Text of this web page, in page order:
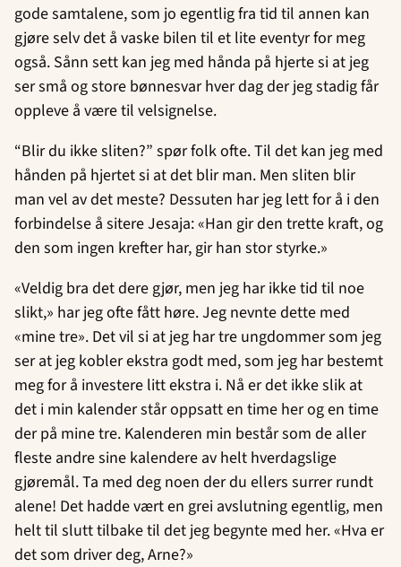
gode samtalene, som jo egentlig fra tid til annen kan
gjøre selv det å vaske bilen til et lite eventyr for meg
også. Sånn sett kan jeg med hånda på hjerte si at jeg
ser små og store bønnesvar hver dag der jeg stadig får
oppleve å være til velsignelse.
“Blir du ikke sliten?” spør folk ofte. Til det kan jeg med
hånden på hjertet si at det blir man. Men sliten blir
man vel av det meste? Dessuten har jeg lett for å i den
forbindelse å sitere Jesaja: «Han gir den trette kraft, og
den som ingen krefter har, gir han stor styrke.»
«Veldig bra det dere gjør, men jeg har ikke tid til noe
slikt,» har jeg ofte fått høre. Jeg nevnte dette med
«mine tre». Det vil si at jeg har tre ungdommer som jeg
ser at jeg kobler ekstra godt med, som jeg har bestemt
meg for å investere litt ekstra i. Nå er det ikke slik at
det i min kalender står oppsatt en time her og en time
der på mine tre. Kalenderen min består som de aller
fleste andre sine kalendere av helt hverdagslige
gjøremål. Ta med deg noen der du ellers surrer rundt
alene! Det hadde vært en grei avslutning egentlig, men
helt til slutt tilbake til det jeg begynte med her. «Hva er
det som driver deg, Arne?»